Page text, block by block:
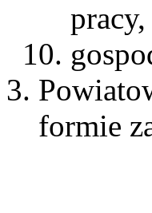
pracy,
formie